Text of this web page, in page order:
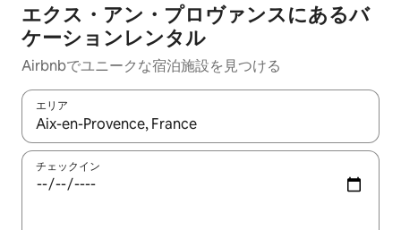
エクス・アン・プロヴァンスにあるバ
ケーションレンタル
Airbnbでユニークな宿泊施設を見つける
エリア
検索結果が表示されたら、上下の矢印キーを使って移動するか
チェックイン